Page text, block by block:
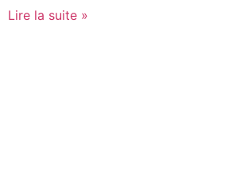
Lire la suite »